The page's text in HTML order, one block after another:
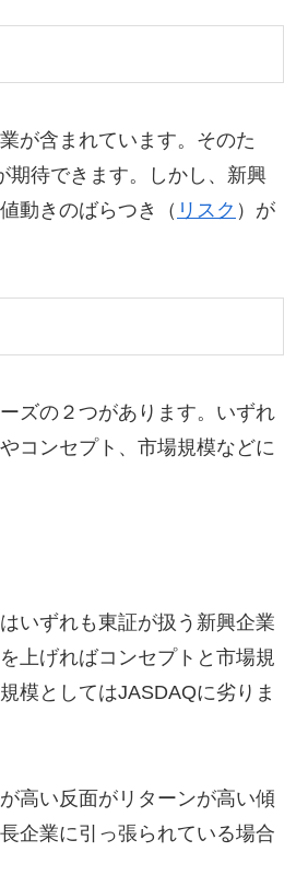
が含まれています。そのた
期待できます。しかし、新興
動きのばらつき（ リスク ）が
ズの２つがあります。いずれ
コンセプト、市場規模などに
いずれも東証が扱う新興企業
上げればコンセプトと市場規
模としてはJASDAQに劣りま
高い反面がリターンが高い傾
企業に引っ張られている場合